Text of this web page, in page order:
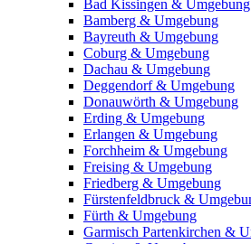
Bad Kissingen & Umgebung
Bamberg & Umgebung
Bayreuth & Umgebung
Coburg & Umgebung
Dachau & Umgebung
Deggendorf & Umgebung
Donauwörth & Umgebung
Erding & Umgebung
Erlangen & Umgebung
Forchheim & Umgebung
Freising & Umgebung
Friedberg & Umgebung
Fürstenfeldbruck &
Fürth & Umgebung
Garmisch Partenkirchen &